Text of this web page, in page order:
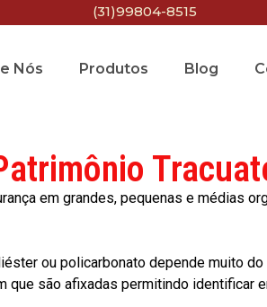
(31)99804-8515
Nós Produtos Blog
em grandes, pequenas e médias
ou policarbonato depende muito
são afixadas permitindo identificar